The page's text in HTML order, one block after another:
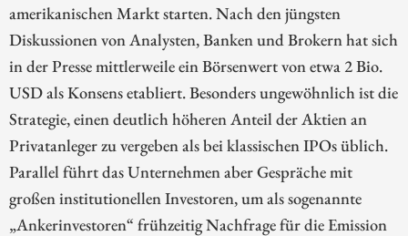
amerikanischen Markt starten. Nach den jüngsten
Diskussionen von Analysten, Banken und Brokern hat sich
in der Presse mittlerweile ein Börsenwert von etwa 2 Bio.
USD als Konsens etabliert. Besonders ungewöhnlich ist die
Strategie, einen deutlich höheren Anteil der Aktien an
Privatanleger zu vergeben als bei klassischen IPOs üblich.
Parallel führt das Unternehmen aber Gespräche mit
großen institutionellen Investoren, um als sogenannte
„Ankerinvestoren“ frühzeitig Nachfrage für die Emission